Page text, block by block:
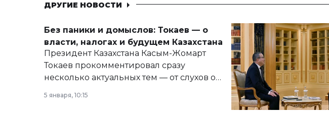
ДРУГИЕ НОВОСТИ
Без паники и домыслов: Токаев — о
власти, налогах и будущем Казахстана
Президент Казахстана Касым-Жомарт
Токаев прокомментировал сразу
несколько актуальных тем — от слухов о
армии, экономики и личного здоровья.
5 января, 10:15